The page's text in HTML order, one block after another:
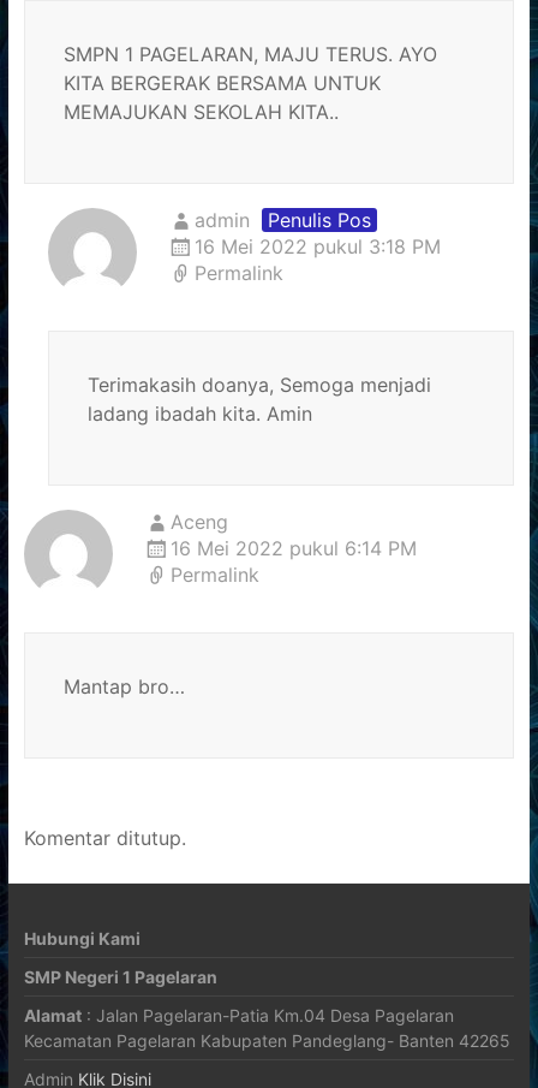
SMPN 1 PAGELARAN, MAJU TERUS. AYO
KITA BERGERAK BERSAMA UNTUK
MEMAJUKAN SEKOLAH KITA..
admin
Penulis Pos
16 Mei 2022 pukul 3:18 PM
Permalink
Terimakasih doanya, Semoga menjadi
ladang ibadah kita. Amin
Aceng
16 Mei 2022 pukul 6:14 PM
Permalink
Mantap bro…
Komentar ditutup.
Hubungi Kami
SMP Negeri 1 Pagelaran
Alamat: Jalan Pagelaran-Patia Km.04 Desa Pagelaran
Kecamatan Pagelaran Kabupaten Pandeglang- Banten 42265
Admin Klik Disini